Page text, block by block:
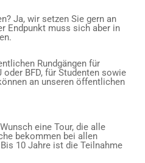
Ja, wir setzen Sie gern an
Endpunkt muss sich aber in
Rundgängen für
oder BFD, für Studenten sowie
an unseren öffentlichen
eine Tour, die alle
bekommen bei allen
10 Jahre ist die Teilnahme